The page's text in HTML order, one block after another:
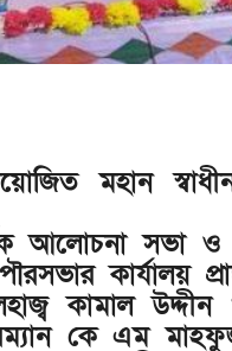
মহান
আলোচনা সভা ও
কার্যালয়
কামাল উদ্দীন
কে এম